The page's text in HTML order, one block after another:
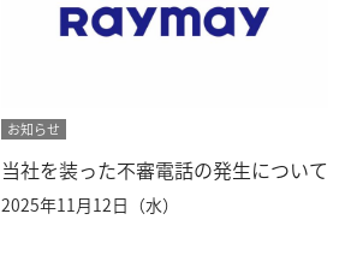
お知らせ
当社を装った不審電話の発生について
2025年11月12日（水）